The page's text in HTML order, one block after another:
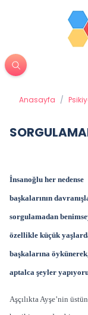
Anasayfa /
İnsanoğlu her nedense
başkalarının
sorgulamadan
özellikle küçük
başkalarına
aptalca şeyler
Aşçılıkta Ayşe’nin